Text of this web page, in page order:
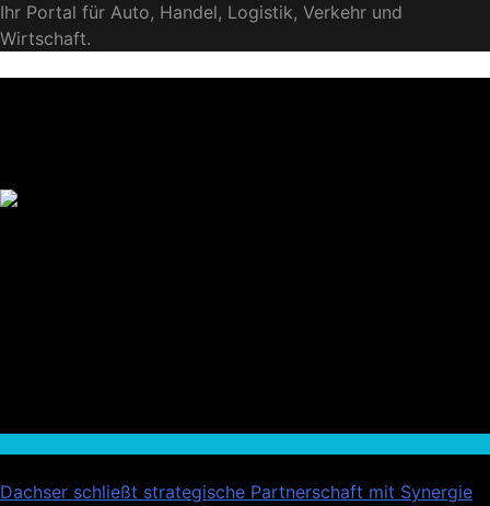
Logistik|Inside
Ihr Portal für Auto, Handel, Logistik, Verkehr und
Wirtschaft.
Dachser schließt strategische Partnerschaft mit Synergie